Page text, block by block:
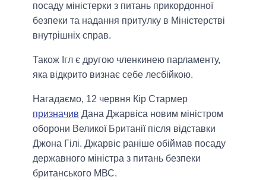
посаду міністерки з питань прикордонної
безпеки та надання притулку в Міністерстві
внутрішніх справ.
Також Ігл є другою членкинею парламенту,
яка відкрито визнає себе лесбійкою.
Нагадаємо, 12 червня Кір Стармер
призначив Дана Джарвіса новим міністром
оборони Великої Британії після відставки
Джона Гілі. Джарвіс раніше обіймав посаду
державного міністра з питань безпеки
британського МВС.